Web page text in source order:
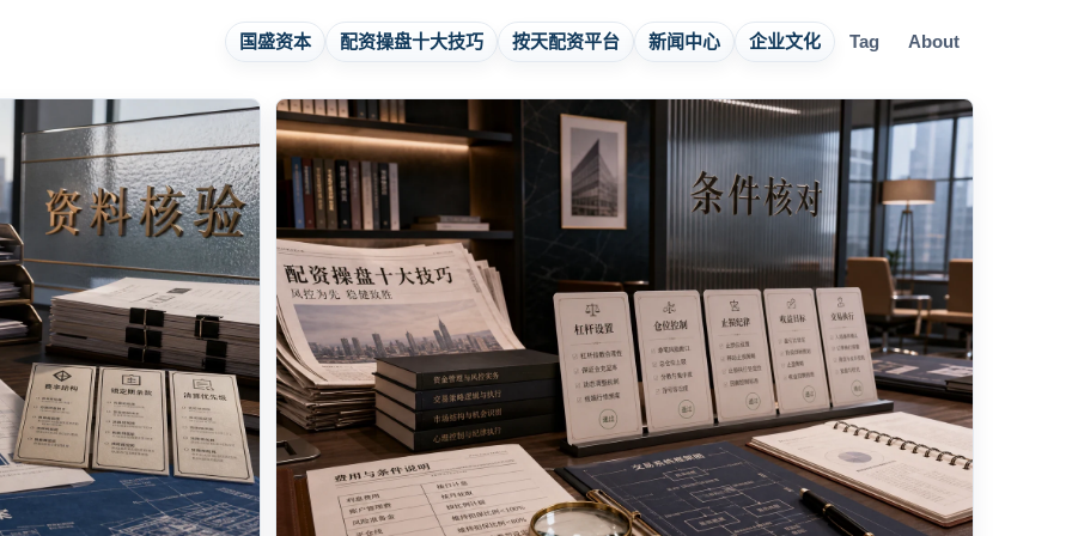
国盛资本 配资操盘十大技巧 按天配资平台 新闻中心 企业文化 Tag About